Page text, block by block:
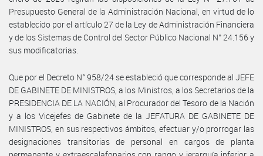
Presupuesto General de la Administración Nacional, en virtud de lo
establecido por el artículo 27 de la Ley de Administración Financiera
y de los Sistemas de Control del Sector Público Nacional N° 24.156 y
sus modificatorias.
Que por el Decreto N° 958/24 se estableció que corresponde al JEFE
DE GABINETE DE MINISTROS, a los Ministros, a los Secretarios de la
PRESIDENCIA DE LA NACIÓN, al Procurador del Tesoro de la Nación
y a los Vicejefes de Gabinete de la JEFATURA DE GABINETE DE
MINISTROS, en sus respectivos ámbitos, efectuar y/o prorrogar las
designaciones transitorias de personal en cargos de planta